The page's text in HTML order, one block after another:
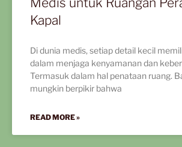
Kapal
Di dunia medis, setiap detail kecil
dalam menjaga kenyamanan dan
Termasuk dalam hal penataan ruang.
mungkin berpikir bahwa
READ MORE »